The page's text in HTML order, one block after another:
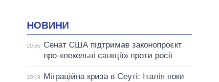
НОВИНИ
20:55
Сенат США підтримав законопроєкт
про «пекельні санкції» проти росії
20:19
Міграційна криза в Сеуті: Італія поки